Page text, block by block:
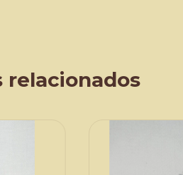
relacionados